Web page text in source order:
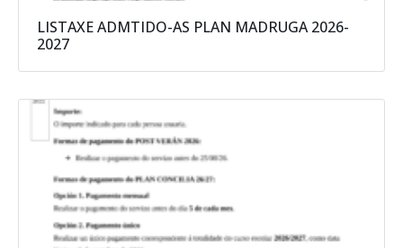
LISTAXE ADMTIDO-AS PLAN MADRUGA 2026-
2027